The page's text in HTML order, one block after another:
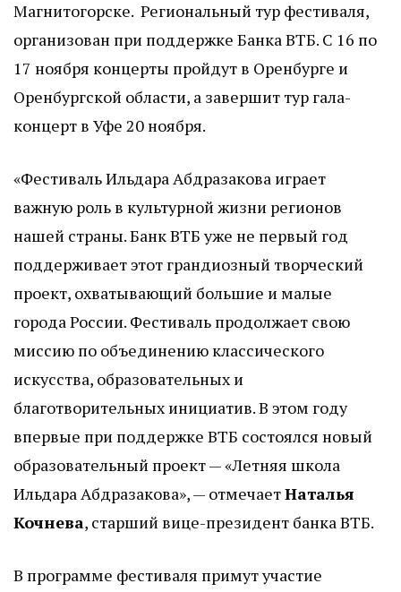
Магнитогорске. Региональный тур фестиваля,
организован при поддержке Банка ВТБ. С 16 по
17 ноября концерты пройдут в Оренбурге и
Оренбургской области, а завершит тур гала-
концерт в Уфе 20 ноября.
«Фестиваль Ильдара Абдразакова играет
важную роль в культурной жизни регионов
нашей страны. Банк ВТБ уже не первый год
поддерживает этот грандиозный творческий
проект, охватывающий большие и малые
города России. Фестиваль продолжает свою
миссию по объединению классического
искусства, образовательных и
благотворительных инициатив. В этом году
впервые при поддержке ВТБ состоялся новый
образовательный проект — «Летняя школа
Ильдара Абдразакова», — отмечаетНаталья
Кочнева, старший вице-президент банка ВТБ.
В программе фестиваля примут участие